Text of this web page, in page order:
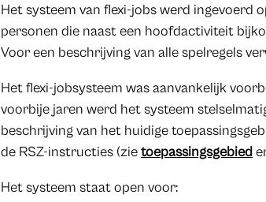
Het systeem van flexi-jobs werd ingevoerd
personen die naast een hoofdactiviteit
Voor een beschrijving van alle spelregels
Het flexi-jobsysteem was aanvankelijk
voorbije jaren werd het systeem
beschrijving van het huidige
de RSZ-instructies (zietoepassingsgebied
Het systeem staat open voor: